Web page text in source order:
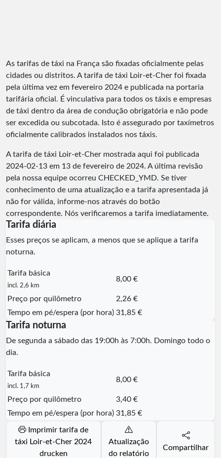
As tarifas de táxi na França são fixadas oficialmente pelas
cidades ou distritos. A tarifa de táxi Loir-et-Cher foi fixada
pela última vez em fevereiro 2024 e publicada na portaria
tarifária oficial. É vinculativa para todos os táxis e empresas
de táxi dentro da área de condução obrigatória e não pode
ser excedida ou subcotada. Isto é assegurado por taxímetros
oficialmente calibrados instalados nos táxis.
A tarifa de táxi Loir-et-Cher mostrada aqui foi publicada
2024-02-13 em 13 de fevereiro de 2024. A última revisão
pela nossa equipe ocorreu CHECKED_YMD. Se tiver
conhecimento de uma atualização e a tarifa apresentada já
não for válida, informe-nos através do botão
correspondente. Nós verificaremos a tarifa imediatamente.
Tarifa diária
Esses preços se aplicam, a menos que se aplique a tarifa
noturna.
Tarifa básica
incl. 2,6 km
8,00 €
Preço por quilômetro
2,26 €
Tempo em pé/espera (por hora) 31,85 €
Tarifa noturna
De segunda a sábado das 19:00h às 7:00h. Domingo todo o
dia.
Tarifa básica
incl. 1,7 km
8,00 €
Preço por quilômetro
3,40 €
Tempo em pé/espera (por hora) 31,85 €
táxi Loir-et-Cher 2024
drucken
Atualização
do relatório
Compartilhar